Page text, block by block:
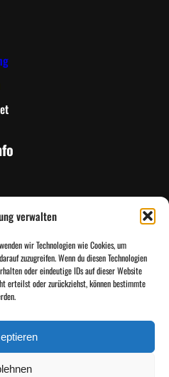
verwalten
wir Technologien wie Cookies, um
zuzugreifen. Wenn du diesen Technologien
oder eindeutige IDs auf dieser Website
erteilst oder zurückziehst, können bestimmte